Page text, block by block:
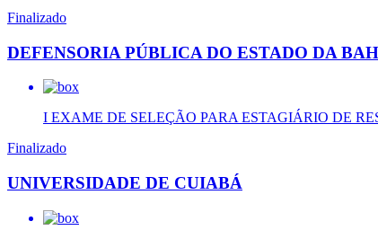
Finalizado
DEFENSORIA PÚBLICA DO ESTADO DA
I EXAME DE SELEÇÃO PARA ESTAGIÁRIO DE
Finalizado
UNIVERSIDADE DE CUIABÁ